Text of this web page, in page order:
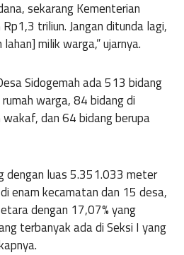
sekarang Kementerian
triliun. Jangan ditunda lagi,
milik warga,” ujarnya.
Sidogemah ada 513 bidang
warga, 84 bidang di
dan 64 bidang berupa
dengan luas 5.351.033 meter
enam kecamatan dan 15 desa,
dengan 17,07% yang
terbanyak ada di Seksi I yang